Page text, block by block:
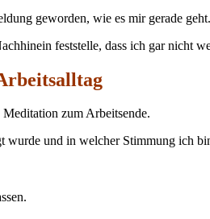
geworden, wie es mir gerade geht.
feststelle, dass ich gar nicht
zum Arbeitsende.
wurde und in welcher Stimmung ich